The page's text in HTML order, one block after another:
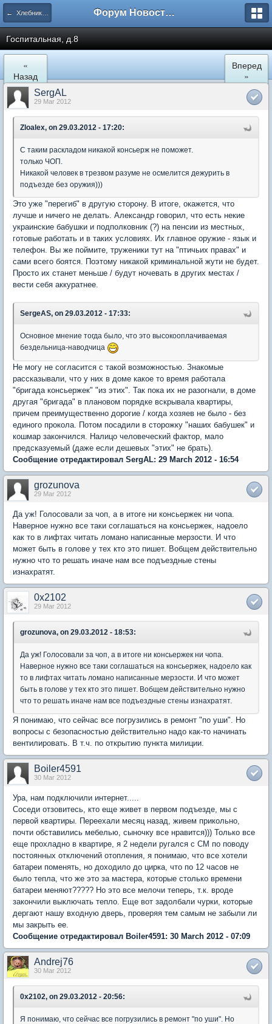
← Хлебниково Форум Новостройки
Госпитальная, д.8
«
Назад
Вперед
»
SergAL
29 Mar 2012
Zloalex, on 29.03.2012 - 17:20:
С таким раскладом никакой консьерж не поможет.
только ЧОП.
Никакой человек в трезвом разуме не осмелится дежурить в
подъезде без оружия)))
Это уже "перегиб" в другую сторону. В итоге, окажется, что
лучше и ничего не делать. Александр говорил, что есть некие
украинские бабушки и подполковник (?) на пенсии из местных,
готовые работать и в таких условиях. Их главное оружие - язык и
телефон. Вы же поймите, труженики тут на "птичьих правах" и
сами всего боятся. Поэтому никакой криминальной жути не будет.
Просто их станет меньше / будут ночевать в других местах /
вести себя аккуратнее.
SergeAS, on 29.03.2012 - 17:33:
Основное мнение тогда было, что это высокооплачиваемая
бездельница-наводчица
Не могу не согласится с такой возможностью. Знакомые
рассказывали, что у них в доме какое то время работала
"бригада консьержек" "из этих". Так пока их не разогнали, в доме
другая "бригада" в плановом порядке вскрывала квартиры,
причем преимущественно дорогие / когда хозяев не было - без
единого прокола. Потом посадили в сторожку "наших бабушек" и
кошмар закончился. Налицо человеческий фактор, мало
предсказуемый (даже если дешевых "этих" не брать).
Сообщение отредактировал SergAL: 29 March 2012 - 16:54
grozunova
29 Mar 2012
Да уж! Голосовали за чоп, а в итоге ни консьержек ни чопа.
Наверное нужно все таки соглашаться на консьержек, надоело
как то в лифтах читать ломано написанные мерзости. И что
может быть в голове у тех кто это пишет. Вобщем действительно
нужно что то решать иначе нам все подъездные стены
изнахратят.
0x2102
29 Mar 2012
grozunova, on 29.03.2012 - 18:53:
Да уж! Голосовали за чоп, а в итоге ни консьержек ни чопа.
Наверное нужно все таки соглашаться на консьержек, надоело как
то в лифтах читать ломано написанные мерзости. И что может
быть в голове у тех кто это пишет. Вобщем действительно нужно
что то решать иначе нам все подъездные стены изнахратят.
Я понимаю, что сейчас все погрузились в ремонт "по уши". Но
вопросы с безопасностью действительно надо как-то начинать
вентилировать. В т.ч. по открытию пункта милиции.
Boiler4591
30 Mar 2012
Ура, нам подключили интернет.....
Соседи отзовитесь, кто еще живет в первом подъезде, мы с
первой квартиры. Переехали месяц назад, живем прикольно,
почти обставились мебелью, сыночку все нравится))) Только все
еще прохладно в квартире, я 2 недели ругался с СМ по поводу
постоянных отключений отопления, я понимаю, что все хотели
батареи поменять, но доходило до цирка, что по 12 часов не
было тепла, что же это за мастера, которые столько времени
батареи меняют????? Но это все мелочи теперь, т.к. вроде
закончили выключать тепло. Еще вот задолбали чурки, которые
дергают нашу входную дверь, проверяя тем самым не забыли ли
мы закрыть ее.
Сообщение отредактировал Boiler4591: 30 March 2012 - 07:09
Andrej76
30 Mar 2012
0x2102, on 29.03.2012 - 20:56:
Я понимаю, что сейчас все погрузились в ремонт "по уши". Но